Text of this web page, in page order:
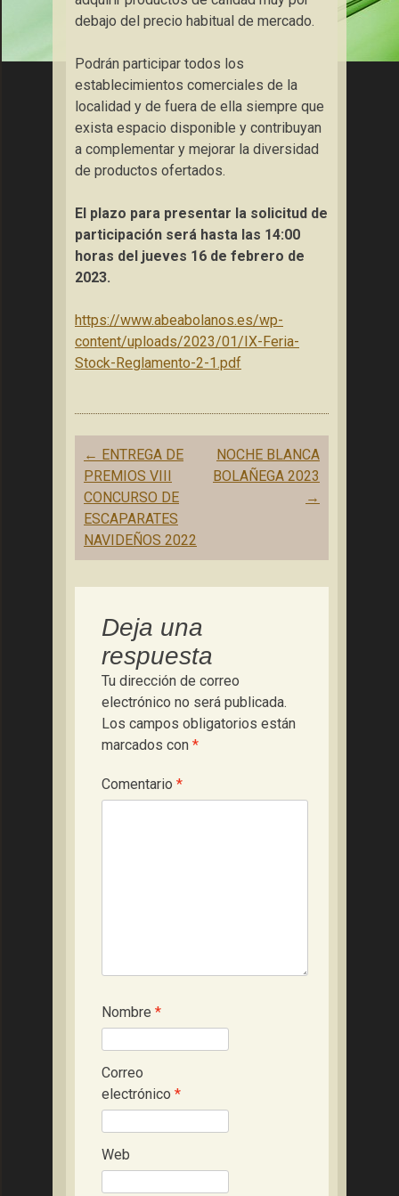
debajo del precio habitual de mercado.
Podrán participar todos los
establecimientos comerciales de la
localidad y de fuera de ella siempre que
exista espacio disponible y contribuyan
a complementar y mejorar la diversidad
de productos ofertados.
El plazo para presentar la solicitud de
participación será hasta las 14:00
horas del jueves 16 de febrero de
2023.
https://www.abeabolanos.es/wp-
content/uploads/2023/01/IX-Feria-
Stock-Reglamento-2-1.pdf
Navegación
de
entradas
← ENTREGA DE
PREMIOS VIII
CONCURSO DE
ESCAPARATES
NAVIDEÑOS 2022
NOCHE BLANCA
BOLAÑEGA 2023
→
Deja una
respuesta
Tu dirección de correo
electrónico no será publicada.
Los campos obligatorios están
marcados con *
Comentario *
Nombre *
Correo
electrónico *
Web